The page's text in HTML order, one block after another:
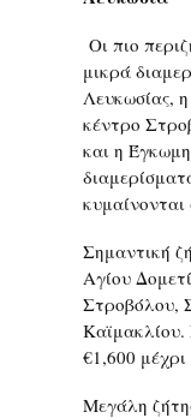
Οι πιο
μικρά
Λευκωσίας,
κέντρο
και η
Σημαντική
Αγίου
Στροβόλου,
Καϊμακλίου.
€1,600
Μεγάλη